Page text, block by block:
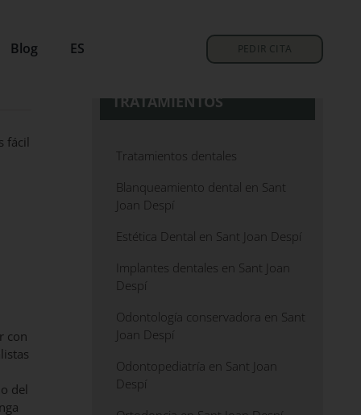
Blog ES PEDIR CITA
fácil
con
del
TRATAMIENTOS
Tratamientos dentales
Blanqueamiento dental en Sant
Joan Despí
Estética Dental en Sant Joan Despí
Implantes dentales en Sant Joan
Despí
Odontología conservadora en Sant
Joan Despí
Odontopediatría en Sant Joan
Despí